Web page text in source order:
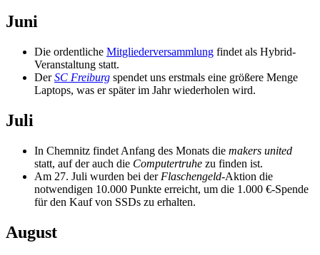
Juni
Die ordentliche Mitgliederversammlung findet als Hybrid-
Veranstaltung statt.
DerSC Freiburg spendet uns erstmals eine größere Menge
Laptops, was er später im Jahr wiederholen wird.
Juli
In Chemnitz findet Anfang des Monats die makers united
statt, auf der auch die Computertruhe zu finden ist.
Am 27. Juli wurden bei der Flaschengeld-Aktion die
notwendigen 10.000 Punkte erreicht, um die 1.000 €-Spende
für den Kauf von SSDs zu erhalten.
August